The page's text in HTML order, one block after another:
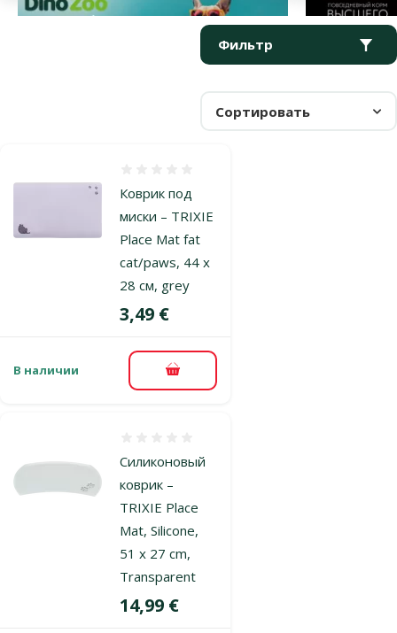
Фильтр
Сортировать
Продукты в категории Коврики под миски для кошек
Коврик под
миски – TRIXIE
Place Mat fat
cat/paws, 44 x
28 см, grey
Цена
3,49 €
В наличии В корзину
Силиконовый
коврик –
TRIXIE Place
Mat, Silicone,
51 x 27 cm,
Transparent
Цена
14,99 €